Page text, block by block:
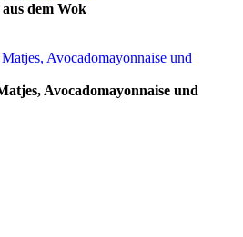
dem Wok
Avocadomayonnaise und